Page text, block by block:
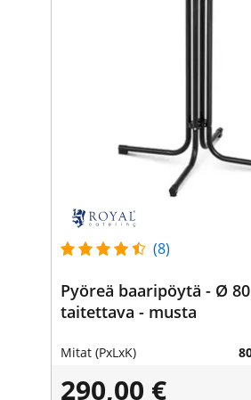
(8)
Pyöreä baaripöytä - Ø
taitettava - musta
Mitat (PxLxK)
290,00 €